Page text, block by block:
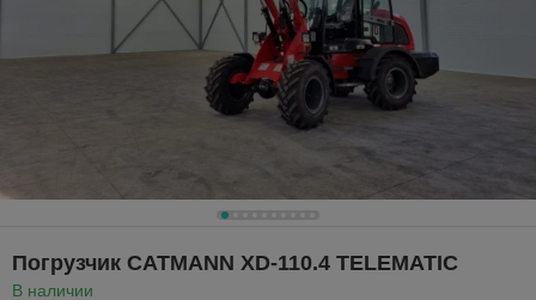
Погрузчик CATMANN XD-110.4 TELEMATIC
В наличии